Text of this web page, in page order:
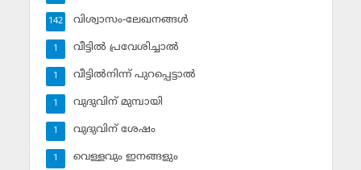
വിശ്വാസം-ലേഖനങ്ങള്‍
142
വീട്ടില്‍ പ്രവേശിച്ചാല്‍
1
വീട്ടില്‍നിന്ന് പുറപ്പെട്ടാല്‍
1
വുദുവിന് മുമ്പായി
1
വുദുവിന് ശേഷം
1
വെള്ളവും ഇനങ്ങളും
1